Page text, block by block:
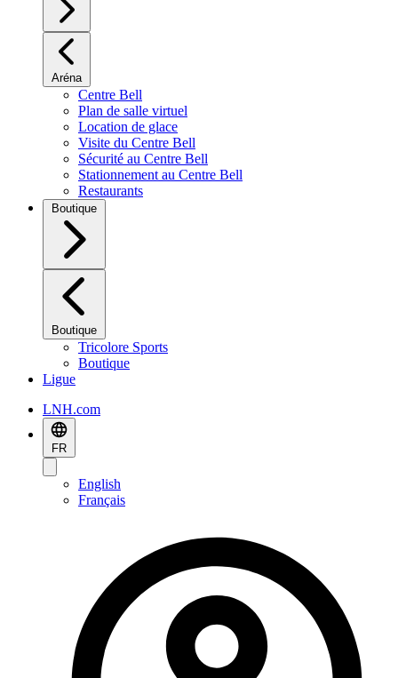
Aréna
Centre Bell
Plan de salle virtuel
Location de glace
Visite du Centre Bell
Sécurité au Centre Bell
Stationnement au Centre Bell
Restaurants
Boutique
Boutique
Tricolore Sports
Boutique
Ligue
LNH.com
FR
English
Français